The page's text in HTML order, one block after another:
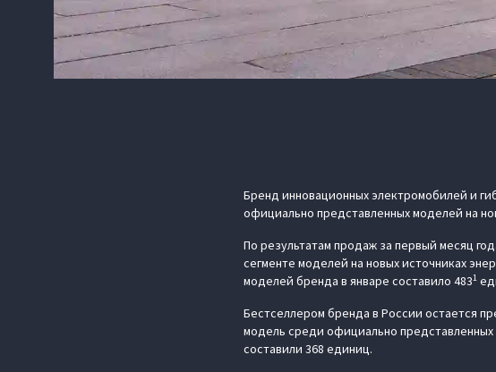
Бренд инновационных электромобилей и
официально представленных моделей на
По результатам продаж за первый месяц
сегменте моделей на новых источниках
моделей бренда в январе составило 4831
Бестселлером бренда в России остается
модель среди официально представленных
составили 368 единиц.